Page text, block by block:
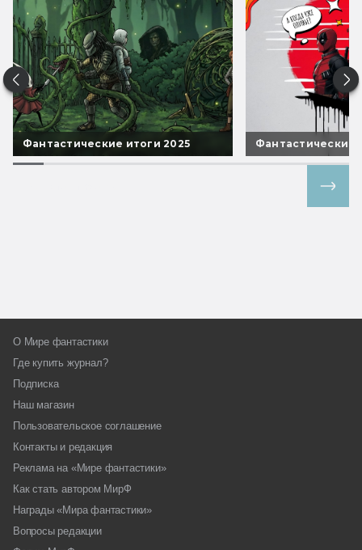
Фантастические итоги 2025 Фантастические
О Мире фантастики
Где купить журнал?
Подписка
Наш магазин
Пользовательское соглашение
Контакты и редакция
Реклама на «Мире фантастики»
Как стать автором МирФ
Награды «Мира фантастики»
Вопросы редакции